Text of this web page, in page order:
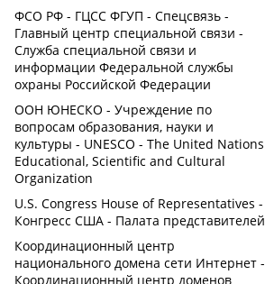
ФСО РФ - ГЦСС ФГУП - Спецсвязь -
Главный центр специальной связи -
Служба специальной связи и
информации Федеральной службы
охраны Российской Федерации
ООН ЮНЕСКО - Учреждение по
вопросам образования, науки и
культуры - UNESCO - The United Nations
Educational, Scientific and Cultural
Organization
U.S. Congress House of Representatives -
Конгресс США - Палата представителей
Координационный центр
национального домена сети Интернет -
Координационный центр доменов